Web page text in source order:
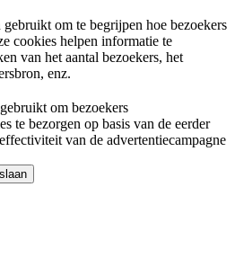
om te begrijpen hoe bezoekers
cookies helpen informatie te
van het aantal bezoekers, het
enz.
om bezoekers
te bezorgen op basis van de eerder
van de advertentiecampagne